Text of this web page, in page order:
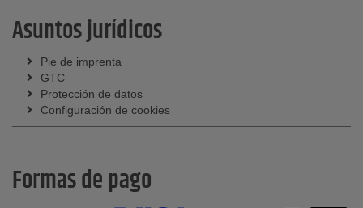
Asuntos jurídicos
Pie de imprenta
GTC
Protección de datos
Configuración de cookies
Formas de pago